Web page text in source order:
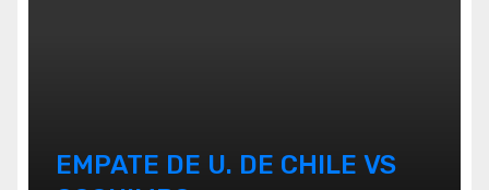
EMPATE DE U. DE CHILE VS